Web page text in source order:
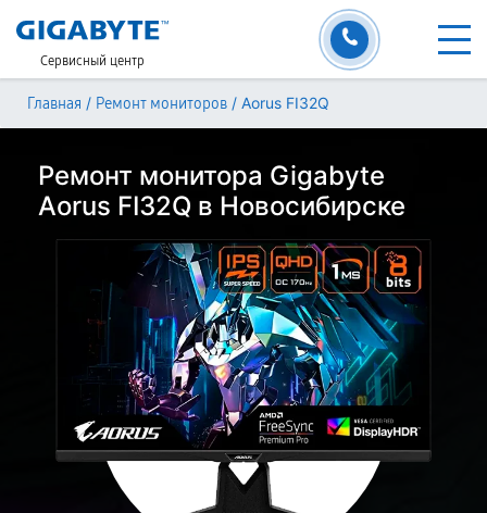
Сервисный центр
Главная / Ремонт мониторов / Aorus FI32Q
Ремонт монитора Gigabyte
Aorus FI32Q в Новосибирске